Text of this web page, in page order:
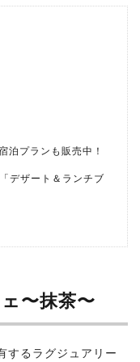
泊プランも販売中！
デザート＆ランチブ
〜抹茶〜
するラグジュアリー